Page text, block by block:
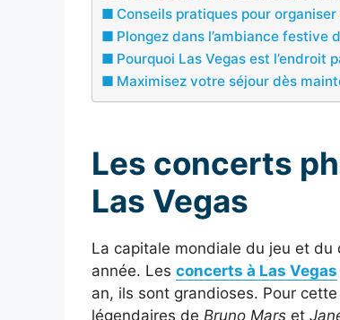
Conseils pratiques pour
Plongez dans l’ambiance festive
Pourquoi Las Vegas est l’endroit
Maximisez votre séjour dès
Les concerts
Las Vegas
La capitale mondiale du jeu et du
année. Les concerts à Las Vegas
an, ils sont grandioses. Pour
légendaires de Bruno Mars et